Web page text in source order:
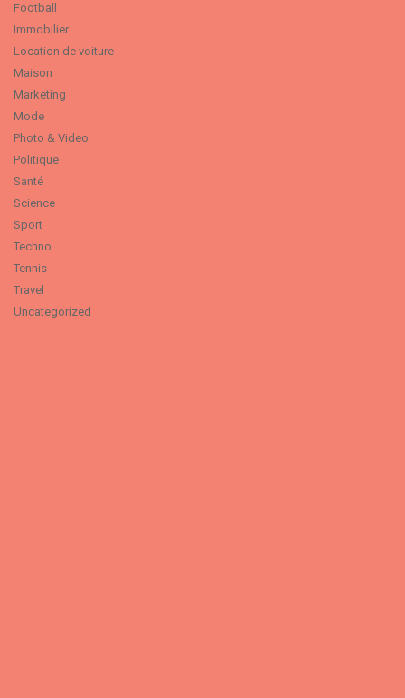
Football
Immobilier
Location de voiture
Maison
Marketing
Mode
Photo & Video
Politique
Santé
Science
Sport
Techno
Tennis
Travel
Uncategorized